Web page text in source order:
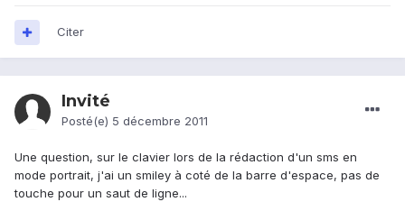
Citer
Invité
Posté(e) 5 décembre 2011
Une question, sur le clavier lors de la rédaction d'un sms en
mode portrait, j'ai un smiley à coté de la barre d'espace, pas de
touche pour un saut de ligne...